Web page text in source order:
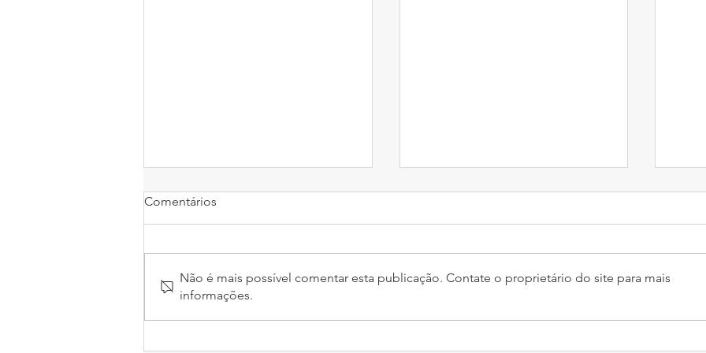
Conceito de Agilidade nos
Inteligência Artificial em
Comentários
Não é mais possível comentar esta publicação. Contate o proprietário do site para mais
informações.